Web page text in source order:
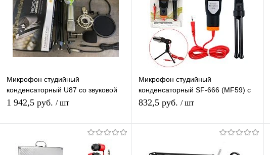
Микрофон студийный
конденсаторный U87 со звуковой
картой (MF57)
1 942,5 руб. / шт
Микрофон студийный
конденсаторный SF-666 (MF59) с
подставкой
832,5 руб. / шт